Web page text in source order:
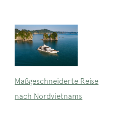
Maßgeschneiderte Reise
nach Nordvietnams